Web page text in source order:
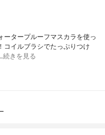
ータープルーフマスカラを使っ
コイルブラシでたっぷりつけ
続きを見る